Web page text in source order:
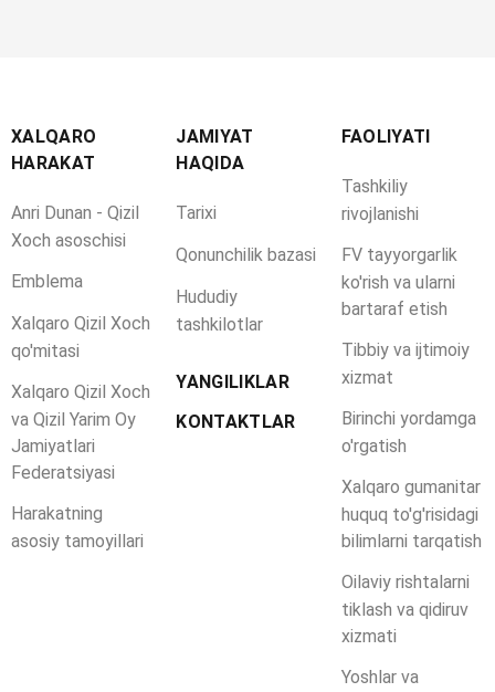
XALQARO
HARAKAT
Anri Dunan - Qizil
Xoch asoschisi
Emblema
Xalqaro Qizil Xoch
qo'mitasi
Xalqaro Qizil Xoch
va Qizil Yarim Oy
Jamiyatlari
Federatsiyasi
Harakatning
asosiy tamoyillari
JAMIYAT
HAQIDA
Tarixi
Qonunchilik bazasi
Hududiy
tashkilotlar
YANGILIKLAR
KONTAKTLAR
FAOLIYATI
Tashkiliy
rivojlanishi
FV tayyorgarlik
ko'rish va ularni
bartaraf etish
Tibbiy va ijtimoiy
xizmat
Birinchi yordamga
o'rgatish
Xalqaro gumanitar
huquq to'g'risidagi
bilimlarni tarqatish
Oilaviy rishtalarni
tiklash va qidiruv
xizmati
Yoshlar va